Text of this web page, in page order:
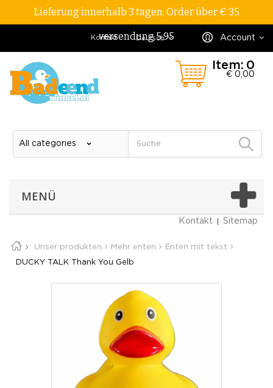
Lieferung innerhalb 3 tagen. Order über € 35
versendung 5,95 Account
Deutsch
Kontakt
Item: 0
€ 0,00
MENÜ
Kontakt Sitemap
Unser produkten Mehr enten Enten mit tekst
DUCKY TALK Thank You Gelb